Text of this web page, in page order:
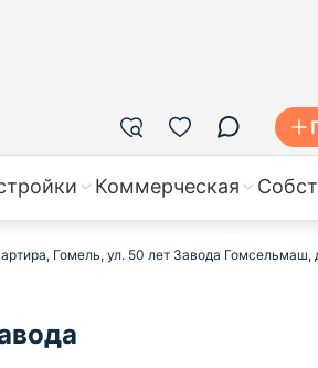
Коммерческая
Гомель, ул. 50 лет Завода Гомсельмаш,